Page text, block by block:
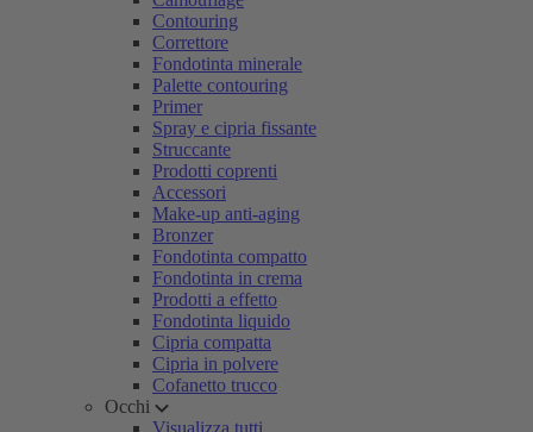
Contouring
Correttore
Fondotinta minerale
Palette contouring
Primer
Spray e cipria fissante
Struccante
Prodotti coprenti
Accessori
Make-up anti-aging
Bronzer
Fondotinta compatto
Fondotinta in crema
Prodotti a effetto
Fondotinta liquido
Cipria compatta
Cipria in polvere
Cofanetto trucco
Occhi
Visualizza tutti